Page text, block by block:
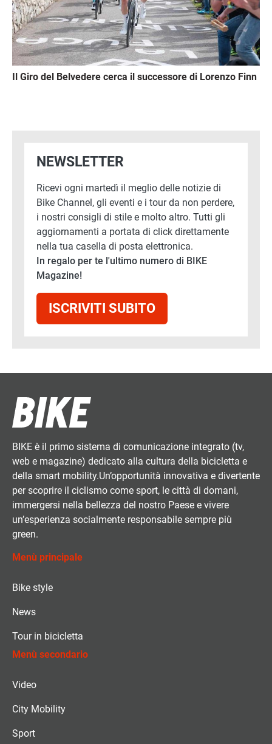
Il Giro del Belvedere cerca il successore di Lorenzo Finn
NEWSLETTER
Ricevi ogni martedì il meglio delle notizie di
Bike Channel, gli eventi e i tour da non perdere,
i nostri consigli di stile e molto altro. Tutti gli
aggiornamenti a portata di click direttamente
nella tua casella di posta elettronica.
In regalo per te l'ultimo numero di BIKE
Magazine!
ISCRIVITI SUBITO
BIKE è il primo sistema di comunicazione integrato (tv,
web e magazine) dedicato alla cultura della bicicletta e
della smart mobility.Un’opportunità innovativa e divertente
per scoprire il ciclismo come sport, le città di domani,
immergersi nella bellezza del nostro Paese e vivere
un’esperienza socialmente responsabile sempre più
green.
Menù principale
Bike style
News
Tour in bicicletta
Menù secondario
Video
City Mobility
Sport